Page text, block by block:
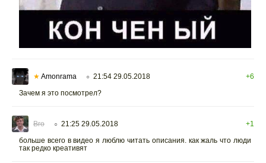
★ Amonrama ○ 21:54 29.05.2018
+6
Зачем я это посмотрел?
Вго ○ 21:25 29.05.2018
+1
больше всего в видео я люблю читать описания. как жаль что люди
так редко креативят